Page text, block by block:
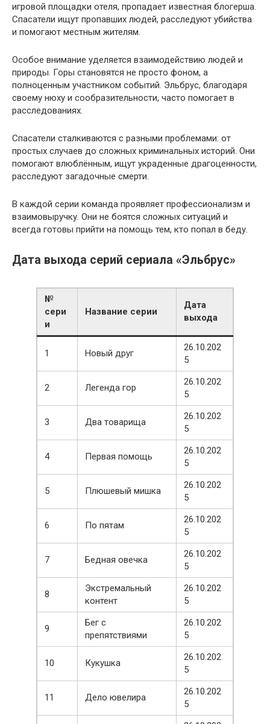
игровой площадки отеля, пропадает известная блогерша.
Спасатели ищут пропавших людей, расследуют убийства
и помогают местным жителям.
Особое внимание уделяется взаимодействию людей и
природы. Горы становятся не просто фоном, а
полноценным участником событий. Эльбрус, благодаря
своему нюху и сообразительности, часто помогает в
расследованиях.
Спасатели сталкиваются с разными проблемами: от
простых случаев до сложных криминальных историй. Они
помогают влюблённым, ищут украденные драгоценности,
расследуют загадочные смерти.
В каждой серии команда проявляет профессионализм и
взаимовыручку. Они не боятся сложных ситуаций и
всегда готовы прийти на помощь тем, кто попал в беду.
Дата выхода серий сериала «Эльбрус»
№
сери
и
Название серии
Дата
выхода
1 Новый друг
26.10.202
5
2 Легенда гор
26.10.202
5
3 Два товарища
26.10.202
5
4 Первая помощь
26.10.202
5
5 Плюшевый мишка
26.10.202
5
6 По пятам
26.10.202
5
7 Бедная овечка
26.10.202
5
8
Экстремальный
контент
26.10.202
5
9
Бег с
препятствиями
26.10.202
5
10 Кукушка
26.10.202
5
11 Дело ювелира
26.10.202
5